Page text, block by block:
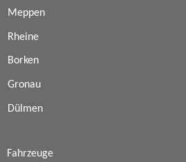
Meppen
Rheine
Borken
Gronau
Dülmen
Fahrzeuge